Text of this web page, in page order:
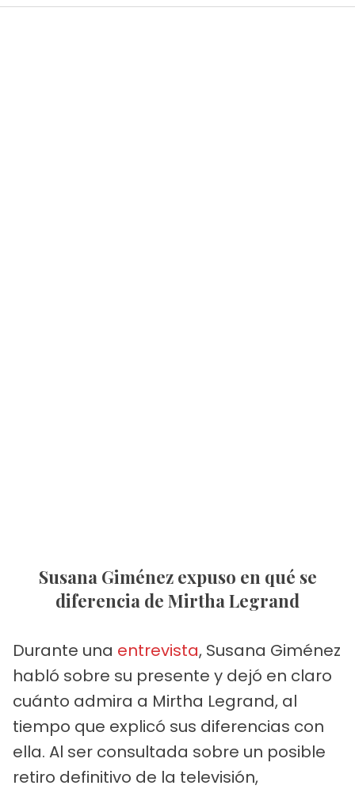
Susana Giménez expuso en qué se
diferencia de Mirtha Legrand
Durante una entrevista, Susana Giménez
habló sobre su presente y dejó en claro
cuánto admira a Mirtha Legrand, al
tiempo que explicó sus diferencias con
ella. Al ser consultada sobre un posible
retiro definitivo de la televisión,